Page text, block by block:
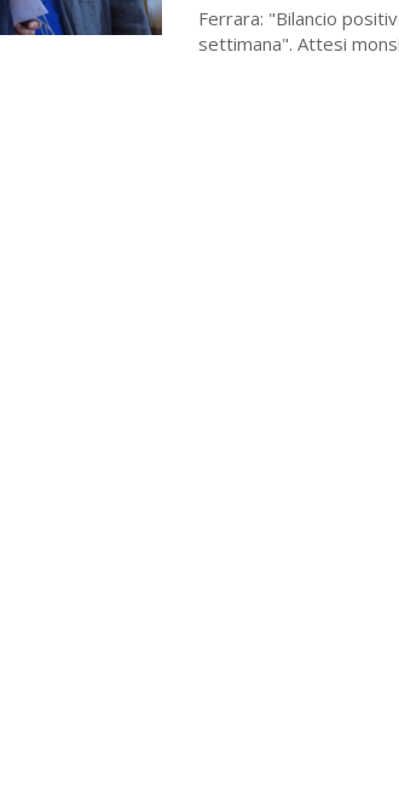
Ferrara: "Bilancio
settimana". Attesi